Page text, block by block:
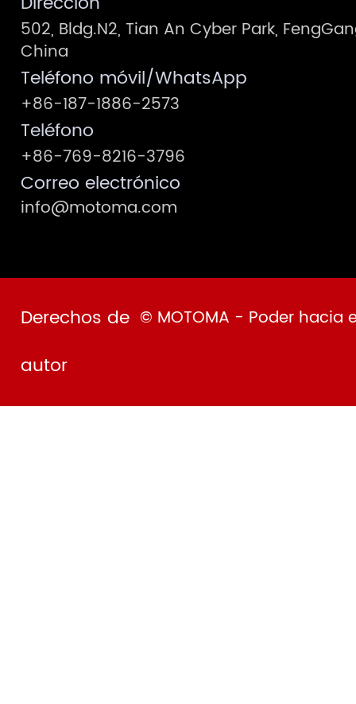
502, Bldg.N2, Tian An Cyber Park,
China
Teléfono móvil/WhatsApp
+86-187-1886-2573
Teléfono
+86-769-8216-3796
Correo electrónico
info@motoma.com
Derechos de
autor
© MOTOMA - Poder hacia